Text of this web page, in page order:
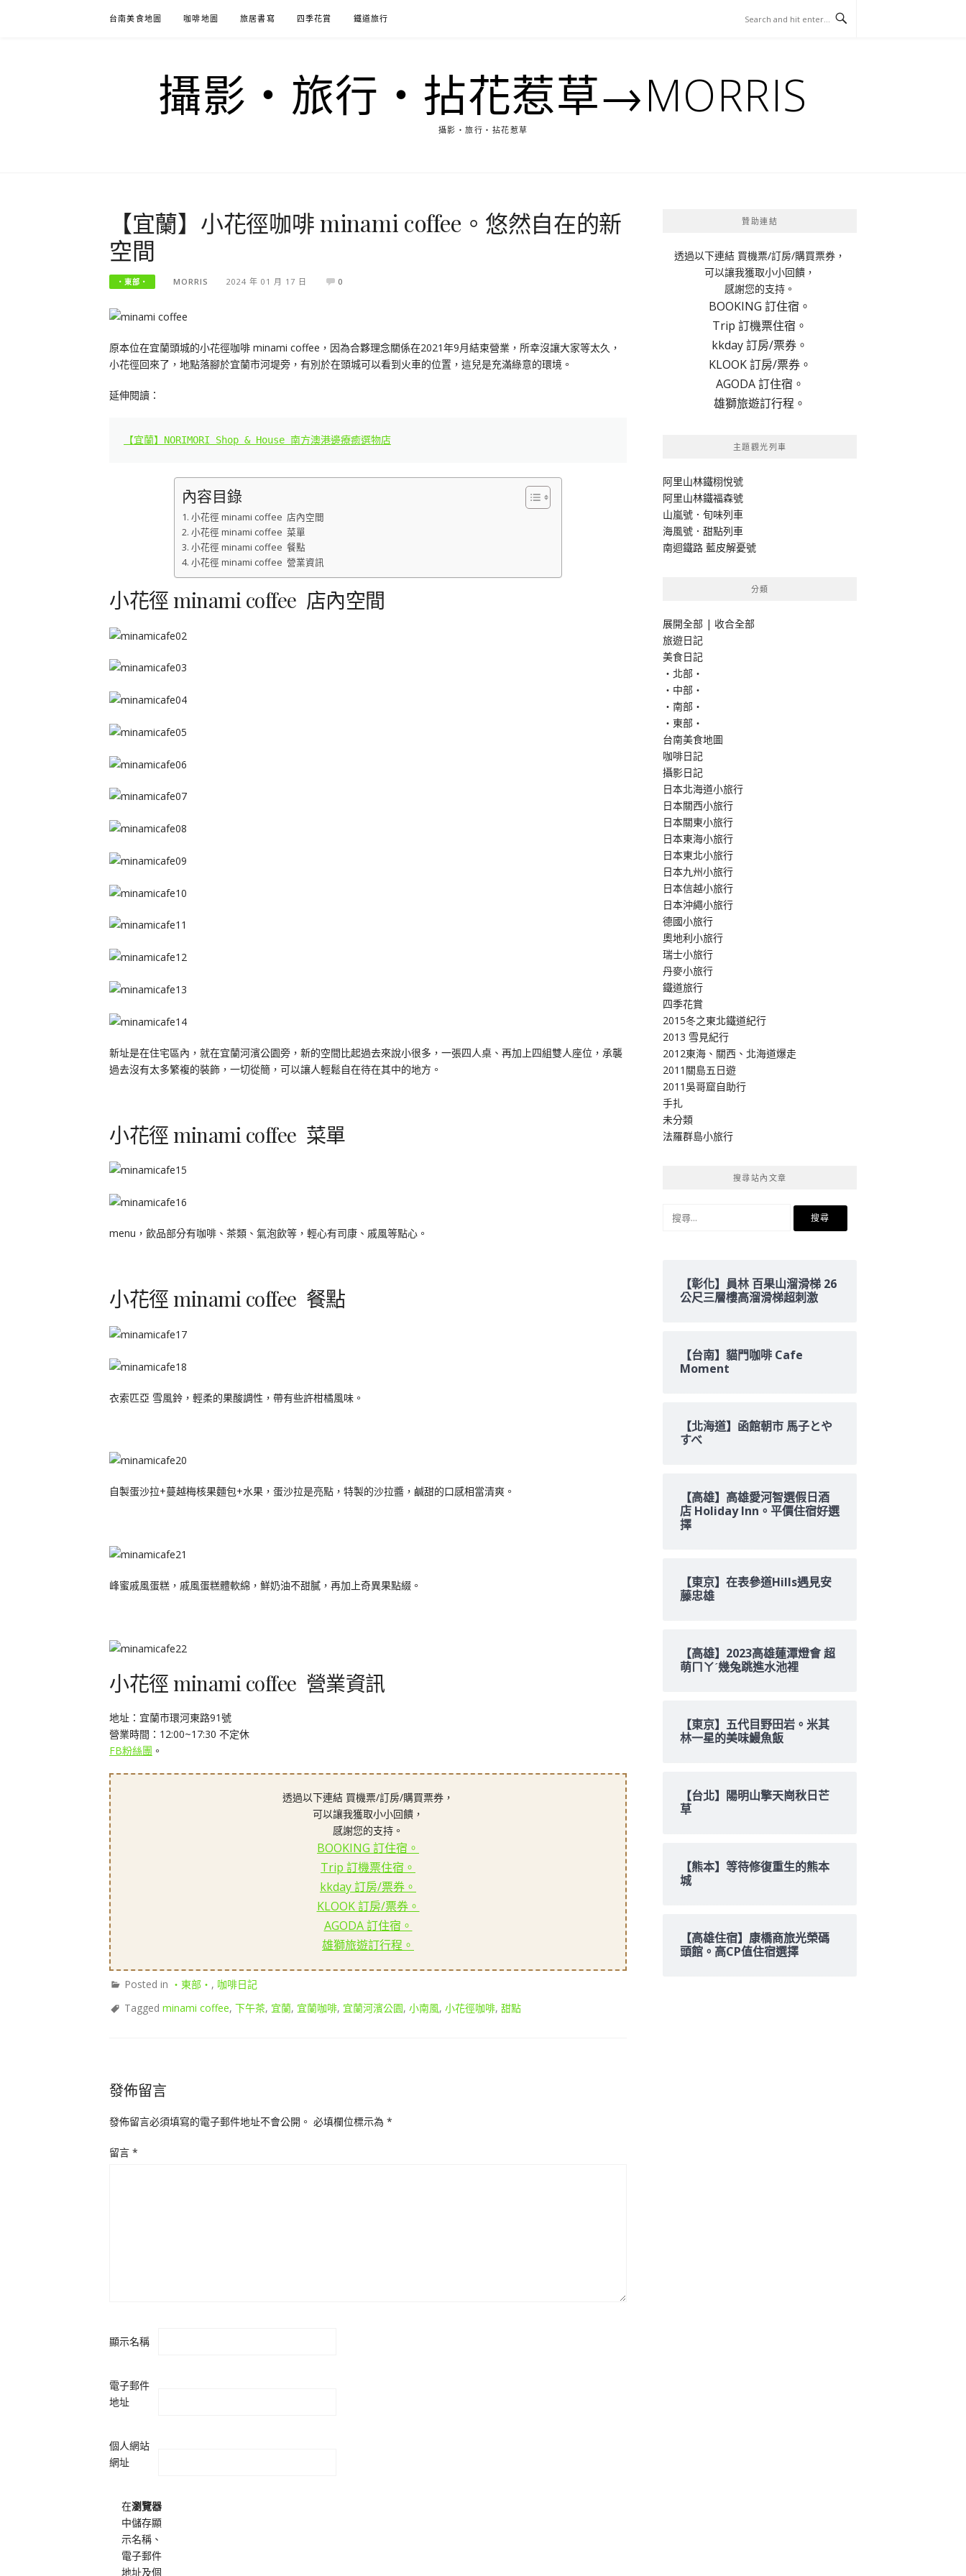
台南美食地圖 咖啡地圖 旅居書寫 四季花賞 鐵道旅行
攝影‧旅行‧拈花惹草→MORRIS
攝影‧旅行‧拈花惹草
【宜蘭】小花徑咖啡 minami coffee。悠然自在的新
空間
‧東部‧ MORRIS 2024 年 01 月 17 日 0
原本位在宜蘭頭城的小花徑咖啡 minami coffee，因為合夥理念關係在2021年9月結束營業，所幸沒讓大家等太久，
小花徑回來了，地點落腳於宜蘭市河堤旁，有別於在頭城可以看到火車的位置，這兒是充滿綠意的環境。
延伸閱讀：
【宜蘭】NORIMORI Shop & House 南方澳港邊療癒選物店
內容目錄
小花徑 minami coffee 店內空間
小花徑 minami coffee 菜單
小花徑 minami coffee 餐點
小花徑 minami coffee 營業資訊
小花徑 minami coffee 店內空間
新址是在住宅區內，就在宜蘭河濱公園旁，新的空間比起過去來說小很多，一張四人桌、再加上四組雙人座位，承襲
過去沒有太多繁複的裝飾，一切從簡，可以讓人輕鬆自在待在其中的地方。
小花徑 minami coffee 菜單
menu，飲品部分有咖啡、茶類、氣泡飲等，輕心有司康、戚風等點心。
小花徑 minami coffee 餐點
衣索匹亞 雪風鈴，輕柔的果酸調性，帶有些許柑橘風味。
自製蛋沙拉+蔓越梅核果麵包+水果，蛋沙拉是亮點，特製的沙拉醬，鹹甜的口感相當清爽。
峰蜜戚風蛋糕，戚風蛋糕體軟綿，鮮奶油不甜膩，再加上奇異果點綴。
小花徑 minami coffee 營業資訊
地址：宜蘭市環河東路91號
營業時間：12:00~17:30 不定休
FB粉絲團 。
透過以下連結 買機票/訂房/購買票券，
可以讓我獲取小小回饋，
感謝您的支持。
BOOKING 訂住宿。
Trip 訂機票住宿。
kkday 訂房/票券。
KLOOK 訂房/票券。
AGODA 訂住宿。
雄獅旅遊訂行程。
Posted in ‧東部‧ , 咖啡日記
Tagged minami coffee, 下午茶, 宜蘭, 宜蘭咖啡, 宜蘭河濱公園, 小南風, 小花徑咖啡, 甜點
發佈留言
發佈留言必須填寫的電子郵件地址不會公開。 必填欄位標示為 *
留言 *
顯示名稱
電子郵件
地址
個人網站
網址
在瀏覽器
中儲存顯
示名稱、
電子郵件
地址及個
贊助連結
透過以下連結 買機票/訂房/購買票券，
可以讓我獲取小小回饋，
感謝您的支持。
BOOKING 訂住宿。
Trip 訂機票住宿。
kkday 訂房/票券。
KLOOK 訂房/票券。
AGODA 訂住宿。
雄獅旅遊訂行程。
主題觀光列車
阿里山林鐵栩悅號
阿里山林鐵福森號
山嵐號．旬味列車
海風號．甜點列車
南迴鐵路 藍皮解憂號
分類
展開全部 | 收合全部
旅遊日記
美食日記
‧北部‧
‧中部‧
‧南部‧
‧東部‧
台南美食地圖
咖啡日記
攝影日記
日本北海道小旅行
日本關西小旅行
日本關東小旅行
日本東海小旅行
日本東北小旅行
日本九州小旅行
日本信越小旅行
日本沖繩小旅行
德國小旅行
奧地利小旅行
瑞士小旅行
丹麥小旅行
鐵道旅行
四季花賞
2015冬之東北鐵道紀行
2013 雪見紀行
2012東海、關西、北海道爆走
2011關島五日遊
2011吳哥窟自助行
手扎
未分類
法羅群島小旅行
搜尋站內文章
【彰化】員林 百果山溜滑梯 26
公尺三層樓高溜滑梯超刺激
【台南】貓門咖啡 Cafe
Moment
【北海道】函館朝市 馬子とや
すべ
【高雄】高雄愛河智選假日酒
店 Holiday Inn。平價住宿好選
擇
【東京】在表參道Hills遇見安
藤忠雄
【高雄】2023高雄蓮潭燈會 超
萌ㄇㄚˊ幾兔跳進水池裡
【東京】五代目野田岩。米其
林一星的美味鰻魚飯
【台北】陽明山擎天崗秋日芒
草
【熊本】等待修復重生的熊本
城
【高雄住宿】康橋商旅光榮碼
頭館。高CP值住宿選擇